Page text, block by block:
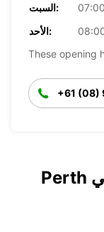
السبت:
الأحد:
These opening
+61 (08)
تأجير السيارات والشاحنات في Perth